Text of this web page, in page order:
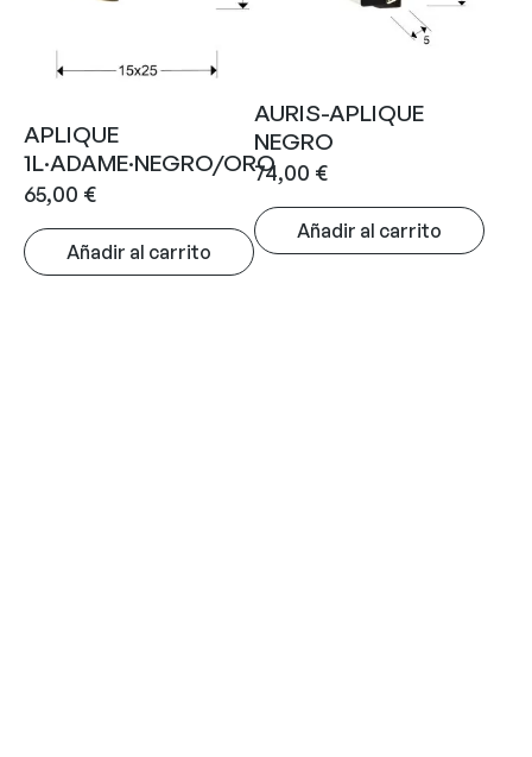
APLIQUE
1L·ADAME·NEGRO/ORO
65,00 €
Añadir al carrito
AURIS-APLIQUE
NEGRO
74,00 €
Añadir al carrito